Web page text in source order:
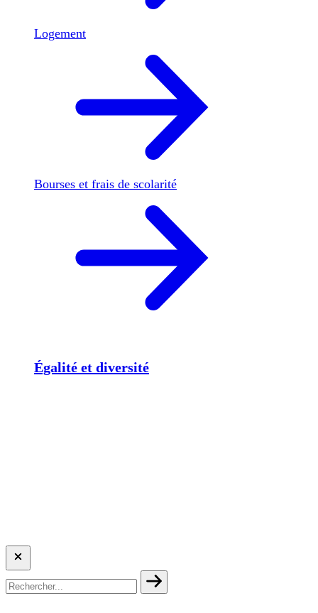
Logement
Bourses et frais de scolarité
Égalité et diversité